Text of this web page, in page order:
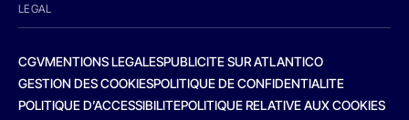
LEGAL
CGVMENTIONS LEGALESPUBLICITE SUR ATLANTICO
GESTION DES COOKIESPOLITIQUE DE CONFIDENTIALITE
POLITIQUE D’ACCESSIBILITEPOLITIQUE RELATIVE AUX COOKIES